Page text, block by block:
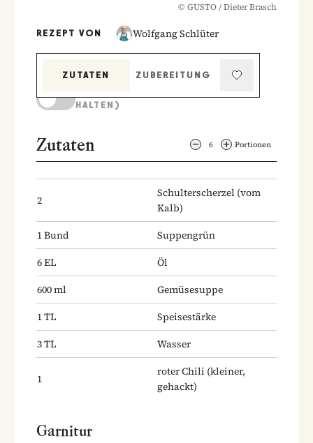
© GUSTO / Dieter Brasch
REZEPT VON Wolfgang Schlüter
ZUTATEN
ZUBEREITUNG
HALTEN)
Zutaten 6 Portionen
2
Schulterscherzel (vom
Kalb)
1Bund
Suppengrün
6EL
Öl
600ml
Gemüsesuppe
1TL
Speisestärke
3TL Wasser
1
roter Chili (kleiner,
gehackt)
Garnitur